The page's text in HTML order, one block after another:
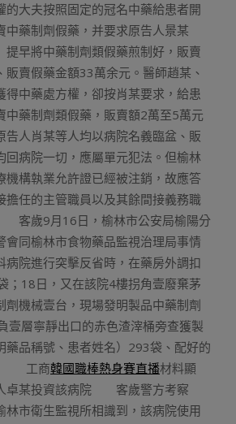
的大夫按照固定的冠名中藥給患者開
中藥制劑假藥，并要求原告人景某
提早將中藥制劑類假藥煎制好，販賣
販賣假藥金額33萬余元。醫師趙某、
得中藥處方權，卻按肖某要求，給患
中藥制劑類假藥，販賣額2萬至5萬元
告人肖某等人均以病院名義臨盆、販
回病院一切，應屬單元犯法。但榆林
機構執業允許證已經被注銷，故應答
擔任的主管職員以及其餘間接義務職
客歲9月16日，榆林市公安局榆陽分
會同榆林市食物藥品監視治理局事情
病院進行突擊反省時，在藥房外調扣
；18日，又在該院4樓拐角壹廢棄茅
劑機械壹台，現場發明製品中藥制劑
壹層寧靜出口的赤色渣滓桶旁查獲製
藥品稱號、患者姓名）293袋、配好的
工商韓國職棒熱身賽直播材料顯
某投資該病院 客歲警方考察
林市衛生監視所相識到，該病院使用